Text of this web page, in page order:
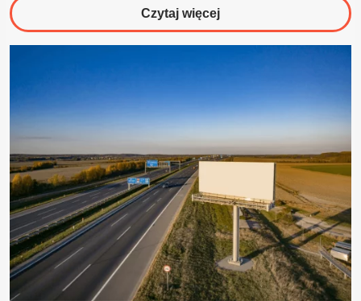
Czytaj więcejo
Siatka
jest
opłacalny?